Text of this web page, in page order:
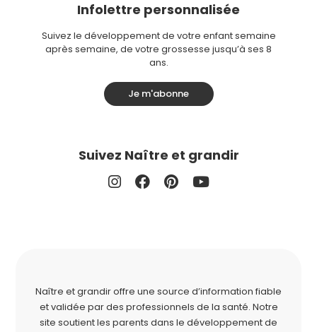
Infolettre personnalisée
Suivez le développement de votre enfant semaine
après semaine, de votre grossesse jusqu’à ses 8
ans.
Je m'abonne
Suivez Naître et grandir
Naître et grandir offre une source d’information fiable
et validée par des professionnels de la santé. Notre
site soutient les parents dans le développement de